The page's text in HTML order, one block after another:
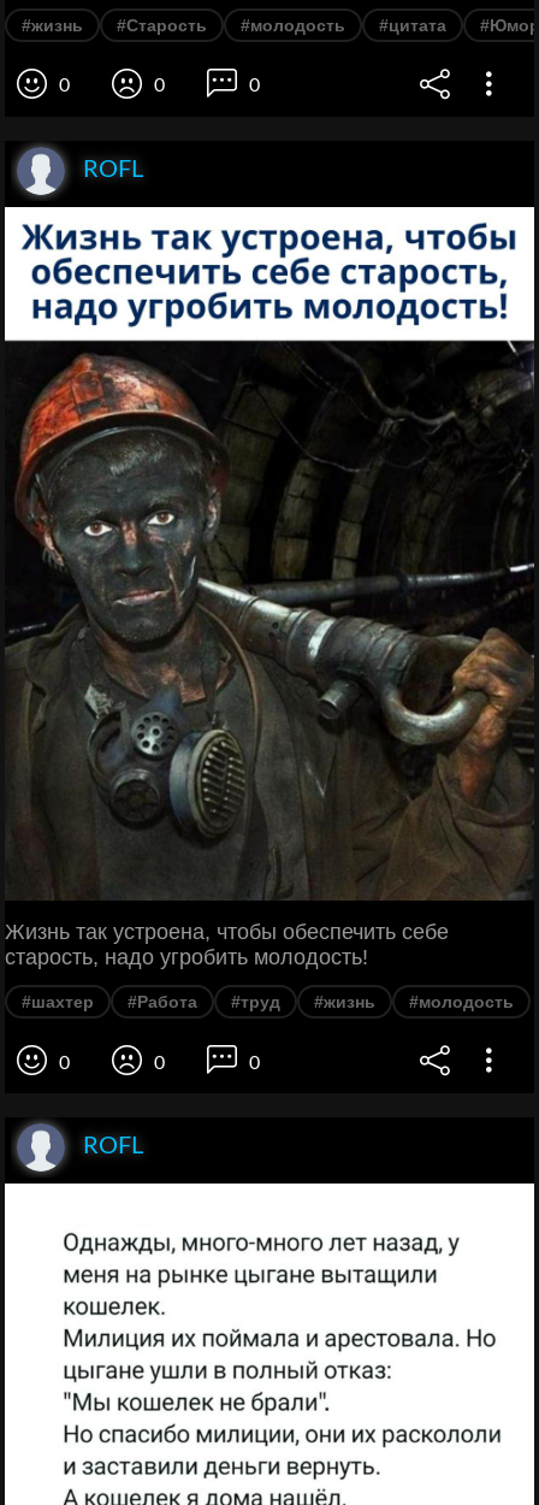
#жизнь #Старость #молодость #цитата #Юмор
0 0 0
ROFL
Жизнь так устроена, чтобы обеспечить себе
старость, надо угробить молодость!
#шахтер #Работа #труд #жизнь #молодость
0 0 0
ROFL